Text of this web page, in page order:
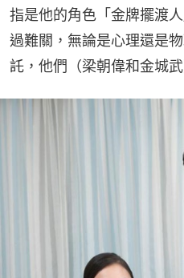
指是他的角色「金牌擺渡
過難關，無論是心理還是
託，他們（梁朝偉和金城